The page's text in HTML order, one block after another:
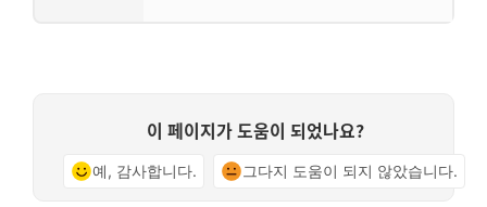
이 페이지가 도움이 되었나요?
예, 감사합니다. 그다지 도움이 되지 않았습니다.